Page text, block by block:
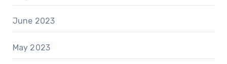
June 2023
May 2023